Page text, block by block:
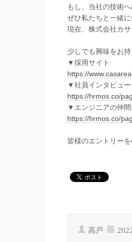
もし、当社の技術
ぜひ私たちと一緒
現在、株式会社カ
少しでも興味をお
▼採用サイト
https://
▼社員インタビュー
https://hrmos.co/
▼エンジニアの仲
https://hrmos.co/
皆様のエントリー
高戸